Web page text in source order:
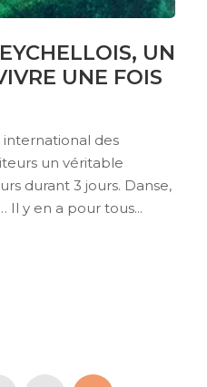
UN
UNE FOIS
international des
un véritable
durant 3 jours. Danse,
Il y en a pour tous...